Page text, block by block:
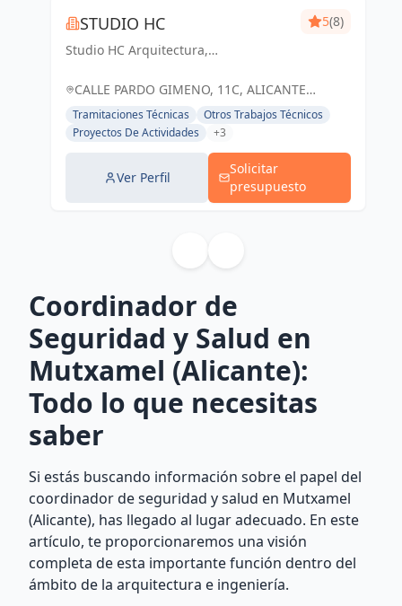
STUDIO HC
Studio HC Arquitectura,
5(8)
CALLE PARDO GIMENO, 11C, ALICANTE
(ALACANT), ESPAÑA, España
Tramitaciones Técnicas
Otros Trabajos Técnicos
Proyectos De Actividades
+3
Ver Perfil
Solicitar
presupuesto
Coordinador de
Seguridad y Salud en
Mutxamel (Alicante):
Todo lo que necesitas
saber
Si estás buscando información sobre el papel del
coordinador de seguridad y salud en Mutxamel
(Alicante), has llegado al lugar adecuado. En este
artículo, te proporcionaremos una visión
completa de esta importante función dentro del
ámbito de la arquitectura e ingeniería.